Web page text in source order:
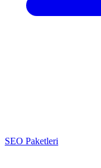
SEO Paketleri